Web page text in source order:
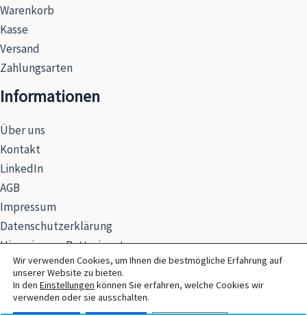
Warenkorb
Kasse
Versand
Zahlungsarten
Informationen
Über uns
Kontakt
LinkedIn
AGB
Impressum
Datenschutzerklärung
Hinweise zur Batterieentsorgung
Wir verwenden Cookies, um Ihnen die bestmögliche Erfahrung auf
unserer Website zu bieten.
In den Einstellungen können Sie erfahren, welche Cookies wir
verwenden oder sie ausschalten.